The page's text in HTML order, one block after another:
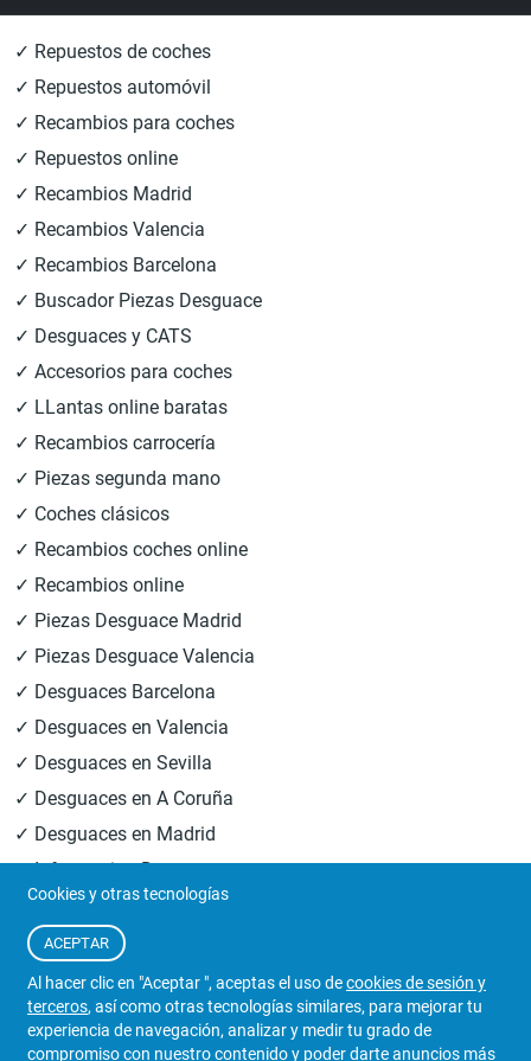
✓ Repuestos de coches
✓ Repuestos automóvil
✓ Recambios para coches
✓ Repuestos online
✓ Recambios Madrid
✓ Recambios Valencia
✓ Recambios Barcelona
✓ Buscador Piezas Desguace
✓ Desguaces y CATS
✓ Accesorios para coches
✓ LLantas online baratas
✓ Recambios carrocería
✓ Piezas segunda mano
✓ Coches clásicos
✓ Recambios coches online
✓ Recambios online
✓ Piezas Desguace Madrid
✓ Piezas Desguace Valencia
✓ Desguaces Barcelona
✓ Desguaces en Valencia
✓ Desguaces en Sevilla
✓ Desguaces en A Coruña
✓ Desguaces en Madrid
✓ Informacion Desguaces
© 2026Central Desguaces Europiezas
reservados.
Cookies y otras tecnologías
ACEPTAR
Al hacer clic en "Aceptar ", aceptas el uso decookies de sesión y
terceros, así como otras tecnologías similares, para mejorar tu
experiencia de navegación, analizar y medir tu grado de
compromiso con nuestro contenido y poder darte anuncios más